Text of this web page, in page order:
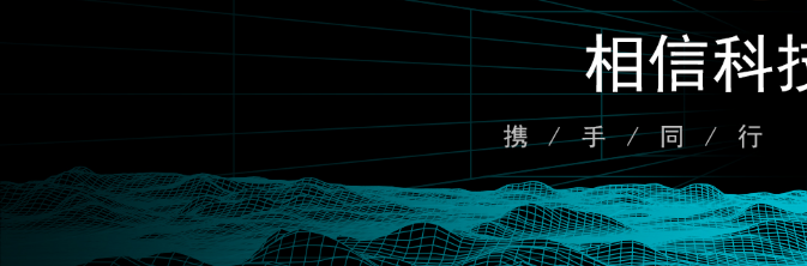
企业理念
营业执照 冲击/碰撞/校准系统